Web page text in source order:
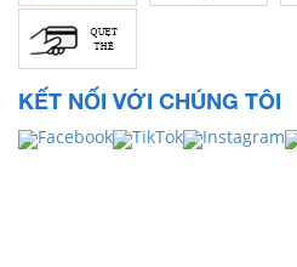
KẾT NỐI VỚI CHÚNG TÔI